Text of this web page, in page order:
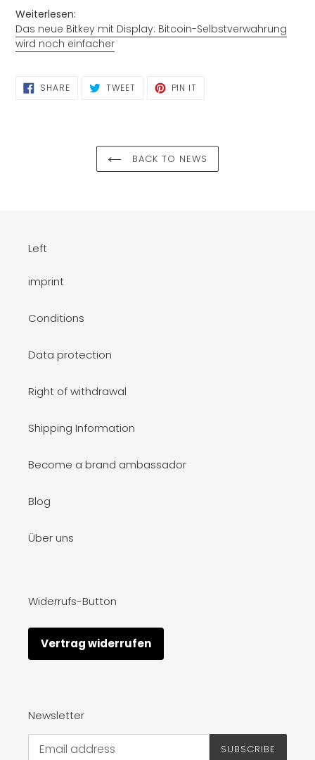
Weiterlesen:
Das neue Bitkey mit Display: Bitcoin-Selbstverwahrung
wird noch einfacher
SHARESHARE
ON
TWEETTWEET PIN IT
BACK TO NEWS
Left
imprint
Conditions
Data protection
Right of withdrawal
Shipping Information
Become a brand ambassador
Blog
Über uns
Widerrufs-Button
Vertrag widerrufen
Newsletter
SUBSCRIBE